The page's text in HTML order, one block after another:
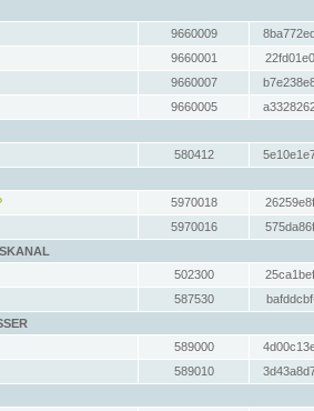
9660009
9660001
9660007
9660005
580412
5970018
5970016
502300
587530
589000
589010